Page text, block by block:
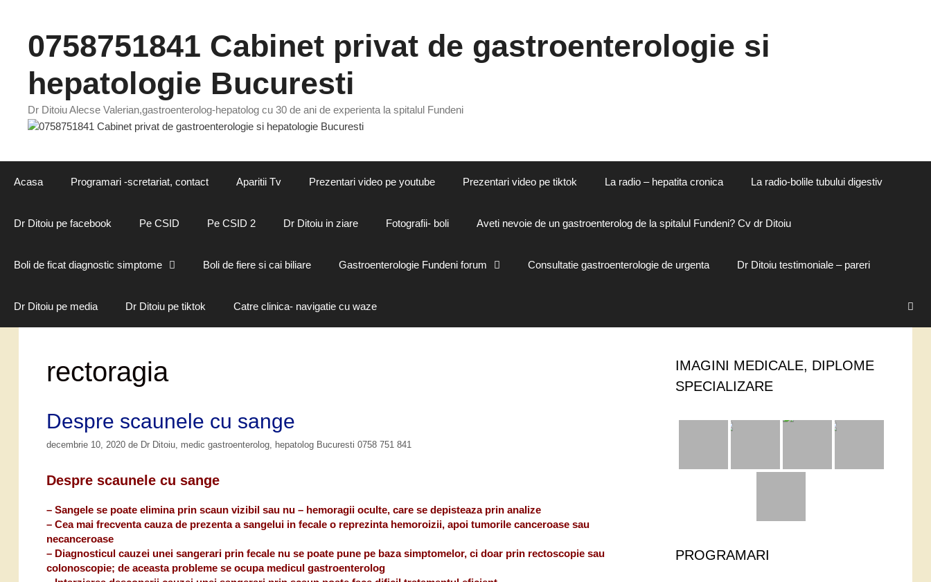
conținut0758751841 Cabinet privat de gastroenterologie si
hepatologie Bucuresti
Dr Ditoiu Alecse Valerian,gastroenterolog-hepatolog cu 30 de ani de experienta la spitalul Fundeni
Acasa Programari -scretariat, contact Aparitii Tv Prezentari video pe youtube Prezentari video pe tiktok La radio – hepatita cronica La radio-bolile tubului digestiv
Dr Ditoiu pe facebook Pe CSID Pe CSID 2 Dr Ditoiu in ziare Fotografii- boli Aveti nevoie de un gastroenterolog de la spitalul Fundeni? Cv dr Ditoiu
Boli de ficat diagnostic simptome Boli de fiere si cai biliare Gastroenterologie Fundeni forum Consultatie gastroenterologie de urgenta Dr Ditoiu testimoniale – pareri
Dr Ditoiu pe media Dr Ditoiu pe tiktok Catre clinica- navigatie cu waze
rectoragia
Despre scaunele cu sange
decembrie 10, 2020 de Dr Ditoiu, medic gastroenterolog, hepatolog Bucuresti 0758 751 841
Despre scaunele cu sange
– Sangele se poate elimina prin scaun vizibil sau nu – hemoragii oculte, care se depisteaza prin analize
– Cea mai frecventa cauza de prezenta a sangelui in fecale o reprezinta hemoroizii, apoi tumorile canceroase sau
necanceroase
– Diagnosticul cauzei unei sangerari prin fecale nu se poate pune pe baza simptomelor, ci doar prin rectoscopie sau
colonoscopie; de aceasta probleme se ocupa medicul gastroenterolog
IMAGINI MEDICALE, DIPLOME
SPECIALIZARE
PROGRAMARI